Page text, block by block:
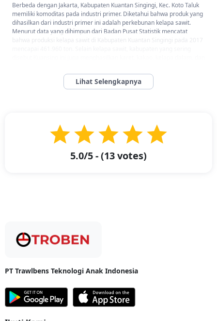
Berbeda dengan Jakarta, Kabupaten Kuantan Singingi, Kec. Koto Taluk
memiliki komoditas pada industri primer. Diketahui bahwa produk yang
dihasilkan dari industri primer ini adalah perkebunan kelapa sawit.
Menurut data yang dihimpun dari Badan Pusat Statistik mencatat
bahwa produksi kelapa sawit di Kabupaten Kuantan Singingi pada 2017
Dengan adanya produk yang dihasilkan dari masing-masing industri
tersebut maka jumlah permintaan untuk pengiriman barang juga akan
wilayah Indonesia dengan tarif murah. Selain itu, Anda bisa
mengirimkan barang dari Jakarta ke seluruh kecamatan di Kabupaten
Kuantan Singingi dengan ongkos kirim yang murah.
Jasa Kirim Paket Batik Kuansing dari Kabupaten Kuantan Singingi,
menjadi andalan bagi pengrajin batik, bordir, tenun, souvenir, dan
lukisan yang bernilai tinggi. Jika Anda ingin membeli dan mengirimkan
Bagaimana Alur Pengiriman Barang dari Jakarta ke
Kabupaten Kuantan Singingi, Kec. Koto Taluk? Berikut
Penjelasan Singkatnya!
5.0/5 - (13votes)
PT Trawlbens Teknologi Anak Indonesia